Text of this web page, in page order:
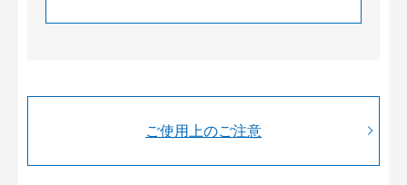
ご使用上のご注意